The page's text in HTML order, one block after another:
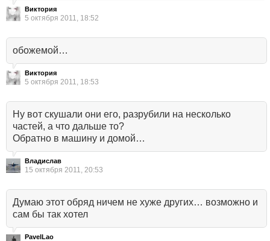
Виктория
5 октября 2011, 18:52
обожемой…
Виктория
5 октября 2011, 18:53
Ну вот скушали они его, разрубили на несколько
частей, а что дальше то?
Обратно в машину и домой…
Владислав
15 октября 2011, 20:53
Думаю этот обряд ничем не хуже других… возможно и
сам бы так хотел
PavelLao